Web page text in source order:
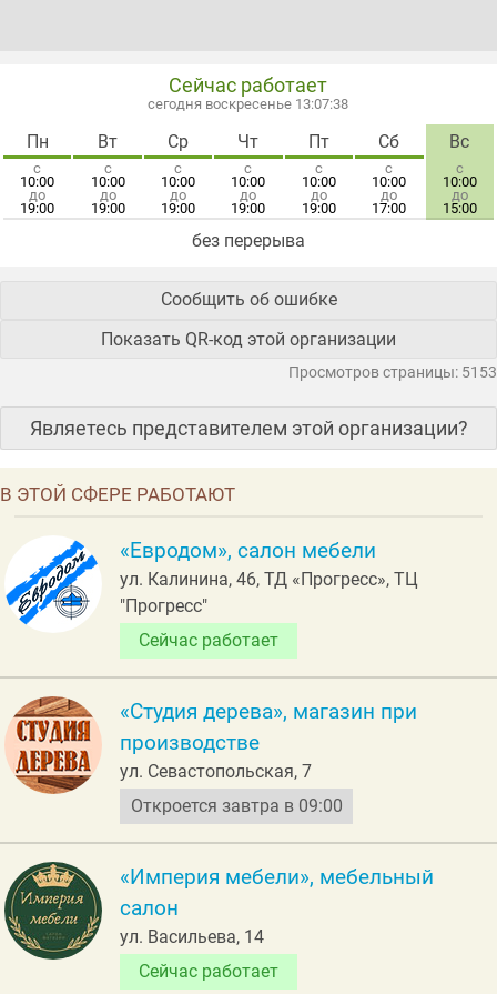
Сейчас работает
сегодня воскресенье 13:07:39
Пн
с
10:00
до
19:00
Вт
с
10:00
до
19:00
Ср
с
10:00
до
19:00
Чт
с
10:00
до
19:00
Пт
с
10:00
до
19:00
Сб
с
10:00
до
17:00
Вс
с
10:00
до
15:00
без перерыва
Сообщить об ошибке
Показать QR-код этой организации
Просмотров страницы: 5153
Являетесь представителем этой организации?
В ЭТОЙ СФЕРЕ РАБОТАЮТ
«Евродом», салон мебели
ул. Калинина, 46, ТД «Прогресс», ТЦ
"Прогресс"
Сейчас работает
«Студия дерева», магазин при
производстве
ул. Севастопольская, 7
Откроется завтра в 09:00
«Империя мебели», мебельный
салон
ул. Васильева, 14
Сейчас работает